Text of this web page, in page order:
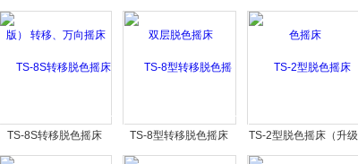
转移、万向摇床
脱色摇床
摇床
TS-8S转移脱色摇床
（升级版双层）
TS-8型转移脱色摇床
（升级版）
TS-2型脱色摇床（升级
版）